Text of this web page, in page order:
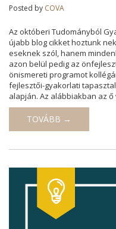
Posted by COVA
Az októberi Tudományból
újabb blog cikket hoztunk
eseknek szól, hanem
azon belül pedig az
önismereti programot
fejlesztői-gyakorlati
alapján. Az alábbiakban az
TOVÁBB →